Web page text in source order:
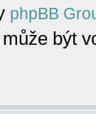
phpBB
být